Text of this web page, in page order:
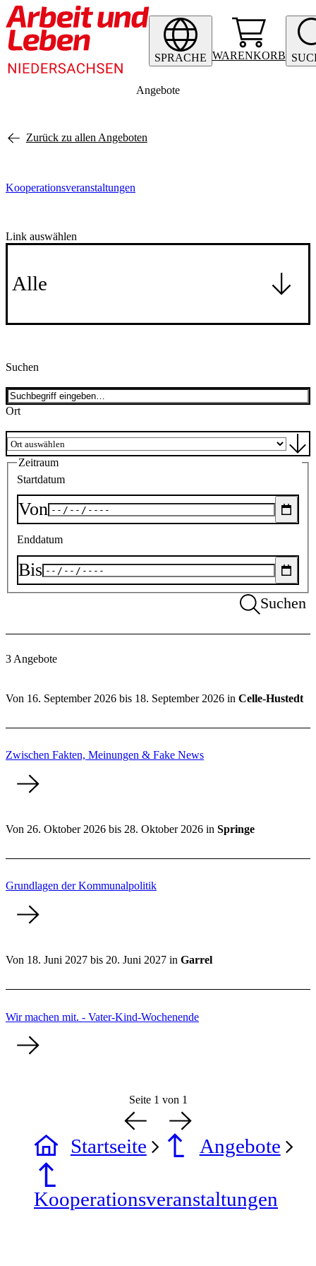
SPRACHE WARENKORB
Angebote
Zurück zu allen Angeboten
Kooperationsveranstaltungen
Link auswählen
Alle
Suchen
Ort
Zeitraum
Startdatum
Von
Enddatum
Bis
Suchen
3 Angebote
Von 16. September 2026 bis 18. September 2026 in Celle-Hustedt
Zwischen Fakten, Meinungen & Fake News
Von 26. Oktober 2026 bis 28. Oktober 2026 in Springe
Grundlagen der Kommunalpolitik
Von 18. Juni 2027 bis 20. Juni 2027 in Garrel
Wir machen mit. - Vater-Kind-Wochenende
Seite 1 von 1
Startseite Angebote
Kooperationsveranstaltungen